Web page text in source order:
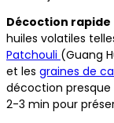
Décoction rapide
huiles volatiles
Patchouli (Guang
et les graines de
décoction
2-3 min pour